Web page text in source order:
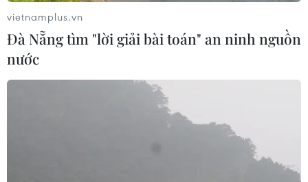
doanh nghiệp
07/08/2026 08:38
án tổ chức sử dụng trái phép chất ma
vietnamplus.vn
Đà Nẵng tìm "lời giải bài toán" an ninh nguồn
nước